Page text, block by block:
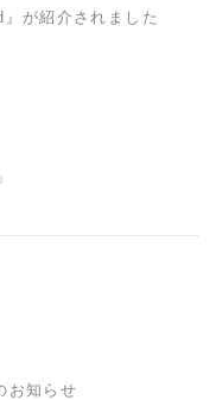
が紹介されました
お知らせ